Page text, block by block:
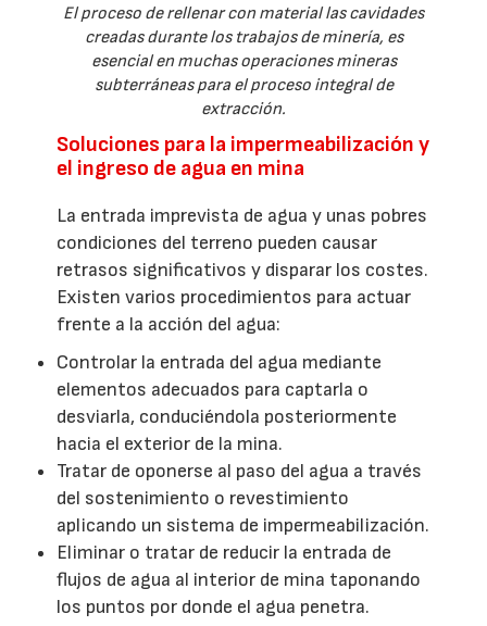
El proceso de rellenar con material las cavidades
creadas durante los trabajos de minería, es
esencial en muchas operaciones mineras
subterráneas para el proceso integral de
extracción.
Soluciones para la impermeabilización y
el ingreso de agua en mina
La entrada imprevista de agua y unas pobres
condiciones del terreno pueden causar
retrasos significativos y disparar los costes.
Existen varios procedimientos para actuar
frente a la acción del agua:
Controlar la entrada del agua mediante
elementos adecuados para captarla o
desviarla, conduciéndola posteriormente
hacia el exterior de la mina.
Tratar de oponerse al paso del agua a través
del sostenimiento o revestimiento
aplicando un sistema de impermeabilización.
Eliminar o tratar de reducir la entrada de
flujos de agua al interior de mina taponando
los puntos por donde el agua penetra.